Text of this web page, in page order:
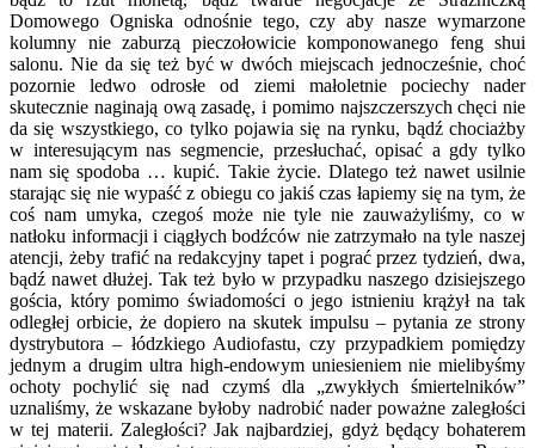
Domowego Ogniska odnośnie tego, czy aby nasze wymarzone
kolumny nie zaburzą pieczołowicie komponowanego feng shui
salonu. Nie da się też być w dwóch miejscach jednocześnie, choć
pozornie ledwo odrosłe od ziemi małoletnie pociechy nader
skutecznie naginają ową zasadę, i pomimo najszczerszych chęci nie
da się wszystkiego, co tylko pojawia się na rynku, bądź chociażby
w interesującym nas segmencie, przesłuchać, opisać a gdy tylko
nam się spodoba … kupić. Takie życie. Dlatego też nawet usilnie
starając się nie wypaść z obiegu co jakiś czas łapiemy się na tym, że
coś nam umyka, czegoś może nie tyle nie zauważyliśmy, co w
natłoku informacji i ciągłych bodźców nie zatrzymało na tyle naszej
atencji, żeby trafić na redakcyjny tapet i pograć przez tydzień, dwa,
bądź nawet dłużej. Tak też było w przypadku naszego dzisiejszego
gościa, który pomimo świadomości o jego istnieniu krążył na tak
odległej orbicie, że dopiero na skutek impulsu – pytania ze strony
dystrybutora – łódzkiego Audiofastu, czy przypadkiem pomiędzy
jednym a drugim ultra high-endowym uniesieniem nie mielibyśmy
ochoty pochylić się nad czymś dla „zwykłych śmiertelników”
uznaliśmy, że wskazane byłoby nadrobić nader poważne zaległości
w tej materii. Zaległości? Jak najbardziej, gdyż będący bohaterem